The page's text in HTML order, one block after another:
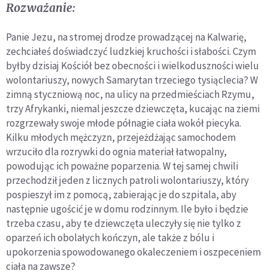
Rozważanie:
Panie Jezu, na stromej drodze prowadzącej na Kalwarię,
zechciałeś doświadczyć ludzkiej kruchości i słabości. Czym
byłby dzisiaj Kościół bez obecności i wielkoduszności wielu
wolontariuszy, nowych Samarytan trzeciego tysiąclecia? W
zimną styczniową noc, na ulicy na przedmieściach Rzymu,
trzy Afrykanki, niemal jeszcze dziewczęta, kucając na ziemi
rozgrzewały swoje młode półnagie ciała wokół piecyka.
Kilku młodych mężczyzn, przejeżdżając samochodem
wrzuciło dla rozrywki do ognia materiał łatwopalny,
powodując ich poważne poparzenia. W tej samej chwili
przechodził jeden z licznych patroli wolontariuszy, który
pospieszył im z pomocą, zabierając je do szpitala, aby
następnie ugościć je w domu rodzinnym. Ile było i będzie
trzeba czasu, aby te dziewczęta uleczyły się nie tylko z
oparzeń ich obolałych kończyn, ale także z bólu i
upokorzenia spowodowanego okaleczeniem i oszpeceniem
ciała na zawsze?